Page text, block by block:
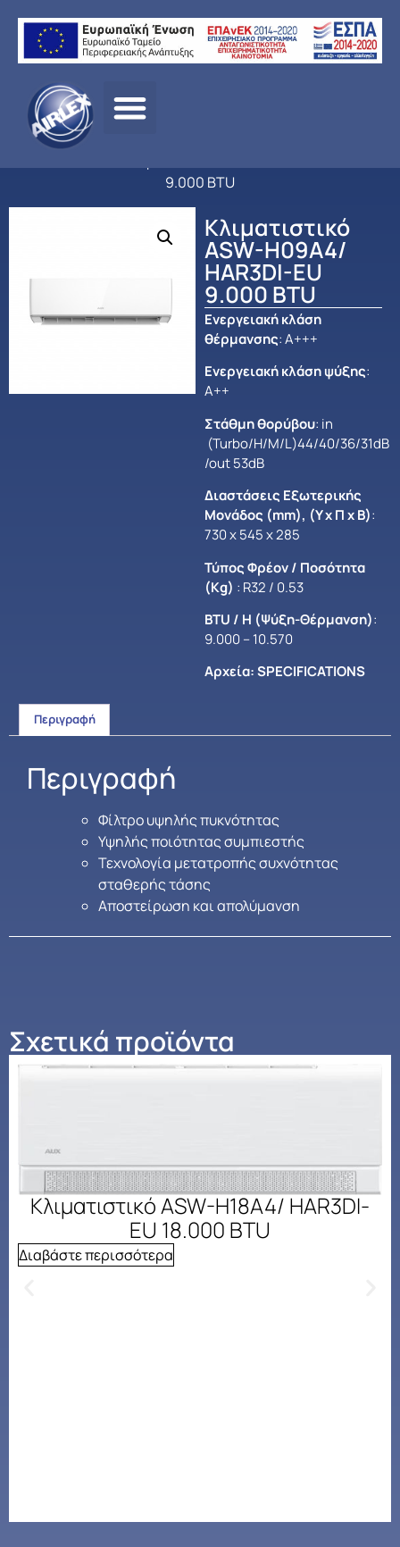
σελίδα/ΠΡΟΪΟΝΤΑ
9.000 BTU
Κλιματιστικό
ASW-H09A4/
HAR3DI-EU
9.000 BTU
Ενεργειακή κλάση
θέρμανσης: Α+++
Ενεργειακή κλάση ψύξης:
Α++
Στάθμη θορύβου: in
(Turbo/H/M/L)44/40/36/31dB
/out 53dB
Διαστάσεις Εξωτερικής
Μονάδος (mm), (Y x Π x Β):
730 x 545 x 285
Τύπος Φρέον / Ποσότητα
(Kg) : R32 / 0.53
BTU / H (Ψύξη-Θέρμανση):
9.000 – 10.570
Αρχεία:SPECIFICATIONS
Περιγραφή
Περιγραφή
Φίλτρο υψηλής πυκνότητας
Υψηλής ποιότητας συμπιεστής
Τεχνολογία μετατροπής συχνότητας
σταθερής τάσης
Αποστείρωση και απολύμανση
Σχετικά προϊόντα
Κλιματιστικό ASW-H18A4/ HAR3DI-
EU 18.000 BTU
Διαβάστε περισσότερα